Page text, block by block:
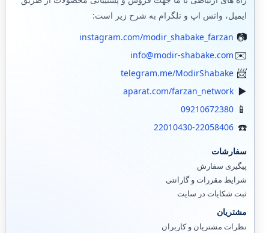
ایمیل، واتس اپ و تلگرام به شرح زیر است:
instagram.com/modir_shabake_farzan
info@modir-shabake.com
telegram.me/ModirShabake
aparat.com/farzan_network
09210672380
22010430-22058406
سفارشات
پیگیری سفارش
شرایط مقررات و گارانتی
ثبت شکایات در سایت
مشتریان
نظرات مشتریان و کاربران